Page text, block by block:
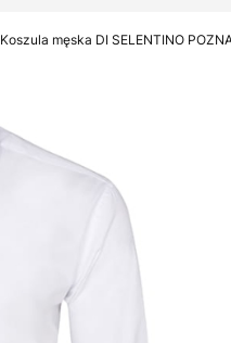
Koszula męska DI SELENTINO